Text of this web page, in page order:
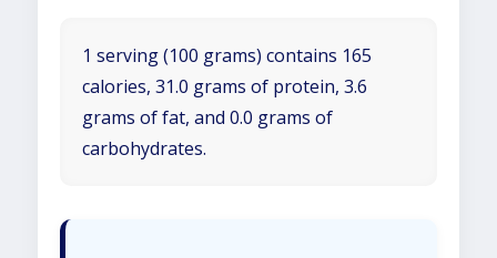
1 serving (100 grams) contains 165
calories, 31.0 grams of protein, 3.6
grams of fat, and 0.0 grams of
carbohydrates.